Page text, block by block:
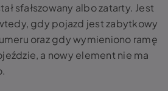
sfałszowany albo zatarty. Jest
gdy pojazd jest zabytkowy
oraz gdy wymieniono ramę
a nowy element nie ma